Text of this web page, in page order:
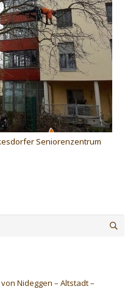
Seniorenzentrum
Nideggen – Altstadt –